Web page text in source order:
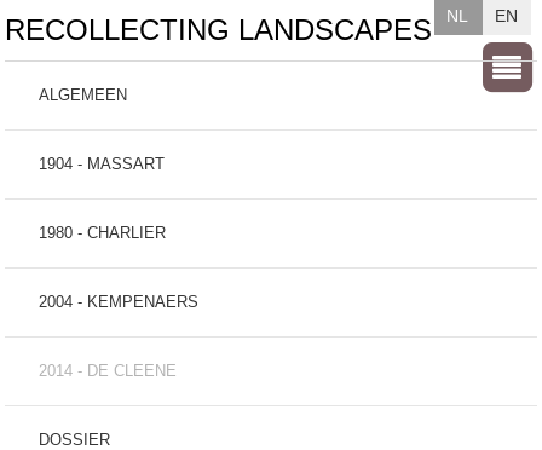
EN
NL
RECOLLECTING LANDSCAPES
ALGEMEEN
1904 - MASSART
1980 - CHARLIER
2004 - KEMPENAERS
2014 - DE CLEENE
DOSSIER